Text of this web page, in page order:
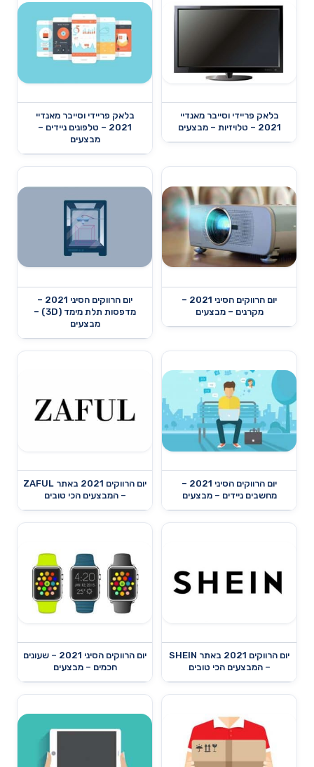
בלאק פריידי וסייבר מאנדיי
2021 – טלויזיות – מבצעים
בלאק פריידי וסייבר מאנדיי
2021 – טלפונים ניידים –
מבצעים
יום הרווקים הסיני 2021 –
מקרנים – מבצעים
יום הרווקים הסיני 2021 –
מדפסות תלת מימד (3D) –
מבצעים
יום הרווקים הסיני 2021 –
מחשבים ניידים – מבצעים
יום הרווקים 2021 באתר ZAFUL
– המבצעים הכי טובים
יום הרווקים 2021 באתר SHEIN
– המבצעים הכי טובים
יום הרווקים הסיני 2021 – שעונים
חכמים – מבצעים